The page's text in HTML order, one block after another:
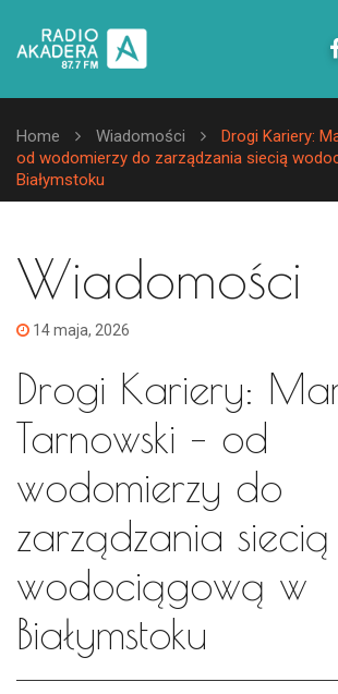
Home Wiadomości
Drogi Kariery:
od wodomierzy do zarządzania siecią
Białymstoku
Wiadomości
14 maja, 2026
Drogi Kariery:
Tarnowski – od
wodomierzy do
zarządzania siecią
wodociągową w
Białymstoku